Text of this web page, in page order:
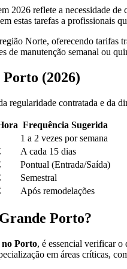
2026 reflete a necessidade
estas tarefas a profissionais
Norte, oferecendo tarifas
de manutenção semanal ou
Porto (2026)
regularidade contratada e da
Frequência Sugerida
1 a 2 vezes por semana
A cada 15 dias
Pontual (Entrada/Saída)
Semestral
Após remodelações
Porto?
no Porto, é essencial verificar
em áreas críticas,